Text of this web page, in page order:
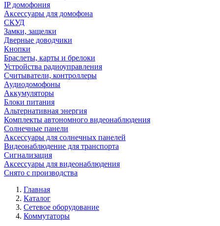
IP домофония
Аксессуары для домофона
СКУД
Замки, защелки
Дверные доводчики
Кнопки
Браслеты, карты и брелоки
Устройства радиоуправления
Считыватели, контроллеры
Аудиодомофоны
Аккумуляторы
Блоки питания
Альтернативная энергия
Комплекты автономного видеонаблюдения
Солнечные панели
Аксессуары для солнечных панелей
Видеонаблюдение для транспорта
Сигнализация
Аксессуары для видеонаблюдения
Снято с производства
Главная
Каталог
Сетевое оборудование
Коммутаторы